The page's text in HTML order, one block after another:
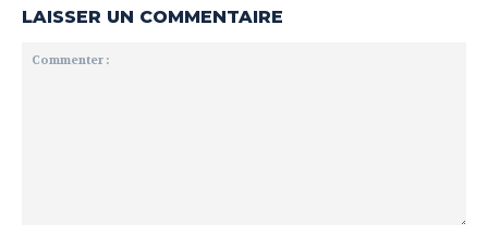
LAISSER UN COMMENTAIRE